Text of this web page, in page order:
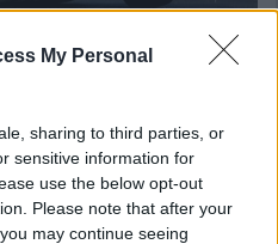
My Personal
sharing to third parties, or
sensitive information for
use the below opt-out
Please note that after your
may continue seeing
11 napja